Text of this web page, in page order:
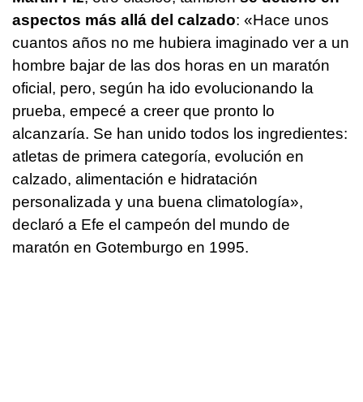
aspectos más allá del calzado: «Hace unos
cuantos años no me hubiera imaginado ver a un
hombre bajar de las dos horas en un maratón
oficial, pero, según ha ido evolucionando la
prueba, empecé a creer que pronto lo
alcanzaría. Se han unido todos los ingredientes:
atletas de primera categoría, evolución en
calzado, alimentación e hidratación
personalizada y una buena climatología»,
declaró a Efe el campeón del mundo de
maratón en Gotemburgo en 1995.